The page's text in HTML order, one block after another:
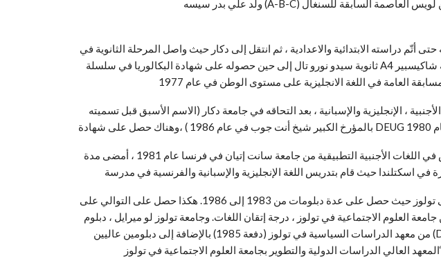
أتّم دراسته الابتدائية والاعدادية ، ثم انتقل إلى دكار حيث واصل المرحلة الثانوية في
ثانوية سيدو نورو تال إلى حين حصوله على شهادة البكالوريا في سلسلة A4 بامتياز في عام 1978 ، ومع حبه للغة شاكيسبير
، الإنجليزية والإسبانية ، بعد التحاقه في جامعة دكار (الاسم الأسبق قبل تسميته
وبعد حصوله على درجة البكالوريوس في اللغات الأجنبية التطبيقية من جامعة سانت إتيان في فرنسا عام 1981 ، أمضى مدة
عاد إلى فرنسا ، ولكن هذه المرة إلى تولوز حيث حصل على عدة دبلومات من 1983 إلى 1986. هكذا حصل على التوالي على
العلوم الاجتماعية في تولوز ، درجة إتقان اللغات. وجامعة تولوز لو ميرايل ، دبلوم
من معهد الدراسات السياسية في تولوز (دفعة 1985) بالإضافة إلى دبلومين عاليين (DS) في القانون الاقتصادي في النقل